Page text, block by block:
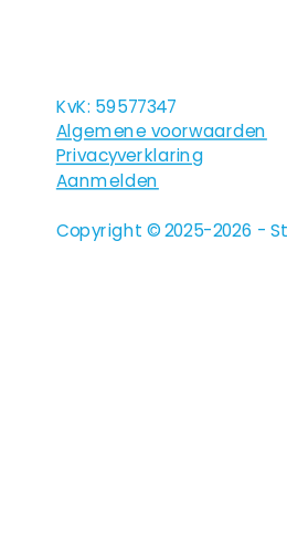
KvK: 59577347
Algemene voorwaarden
Privacyverklaring
Aanmelden
Copyright © 2025-2026 -